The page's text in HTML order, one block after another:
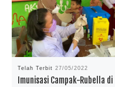
Telah Terbit27/05/2022
Imunisasi Campak-Rubella di